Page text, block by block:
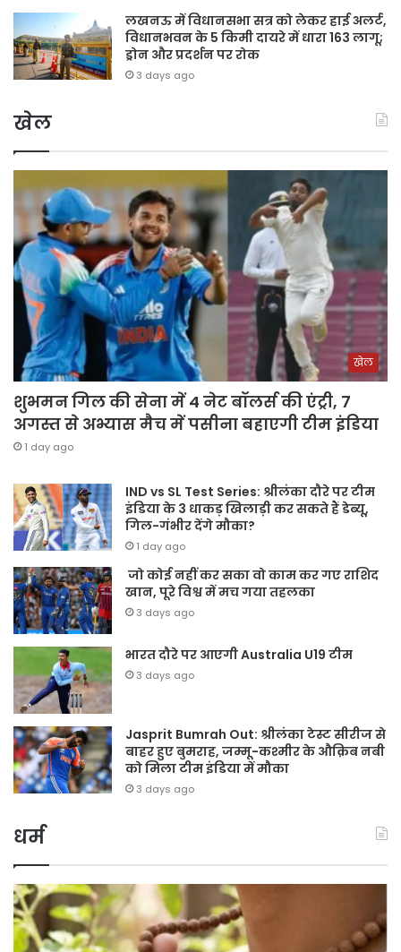
लखनऊ में विधानसभा सत्र को लेकर हाई अलर्ट,
विधानभवन के 5 किमी दायरे में धारा 163 लागू;
ड्रोन और प्रदर्शन पर रोक
3 days ago
खेल
खेल
शुभमन गिल की सेना में 4 नेट बॉलर्स की एंट्री, 7
अगस्त से अभ्यास मैच में पसीना बहाएगी टीम इंडिया
1 day ago
IND vs SL Test Series: श्रीलंका दौरे पर टीम
इंडिया के 3 धाकड़ खिलाड़ी कर सकते हैं डेब्यू,
गिल-गंभीर देंगे मौका?
1 day ago
जो कोई नहीं कर सका वो काम कर गए राशिद
खान, पूरे विश्व में मच गया तहलका
3 days ago
भारत दौरे पर आएगी Australia U19 टीम
3 days ago
Jasprit Bumrah Out: श्रीलंका टेस्ट सीरीज से
बाहर हुए बुमराह, जम्मू-कश्मीर के औक़िब नबी
को मिला टीम इंडिया में मौका
3 days ago
धर्म